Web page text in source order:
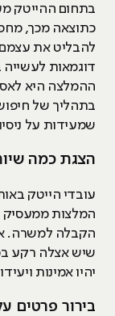
בתחום ההייטק
כתוצאה מכך,
להבליט את
דוגמאות
ההמלצה היא
בתהליך של
שמעידות על
הצגת כמה
עובדי הייטק
המלצות ממעסיק
הקבלה למשרה.
שיש אצלה רקע
יהיו אמינות
בירור פרטים